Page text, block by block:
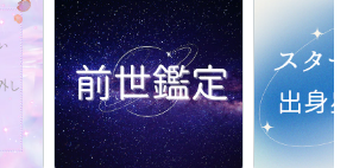
年 : 2023年
年 : 2023年
2019年
フレームワーク